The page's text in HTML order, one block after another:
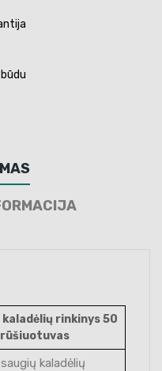
kaladėlių rinkinys 50
rūšiuotuvas
kaladėlių